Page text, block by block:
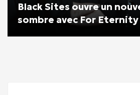
Black Sites ouvre un
sombre avec For Eternity